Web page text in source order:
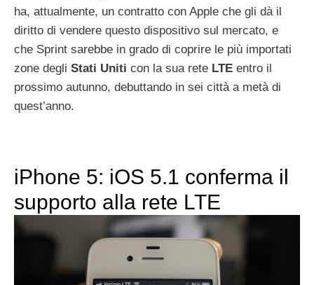
ha, attualmente, un contratto con Apple che gli dà il
diritto di vendere questo dispositivo sul mercato, e
che Sprint sarebbe in grado di coprire le più importati
zone degli Stati Uniti con la sua rete LTE entro il
prossimo autunno, debuttando in sei città a metà di
quest’anno.
iPhone 5: iOS 5.1 conferma il
supporto alla rete LTE